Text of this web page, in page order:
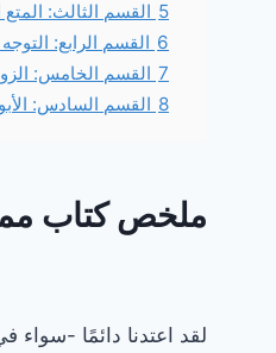
5 القسم الثالث:
6 القسم الرابع:
7 القسم الخامس:
8 القسم السادس:
ملخص كتاب
لقد اعتدنا دائمًا -